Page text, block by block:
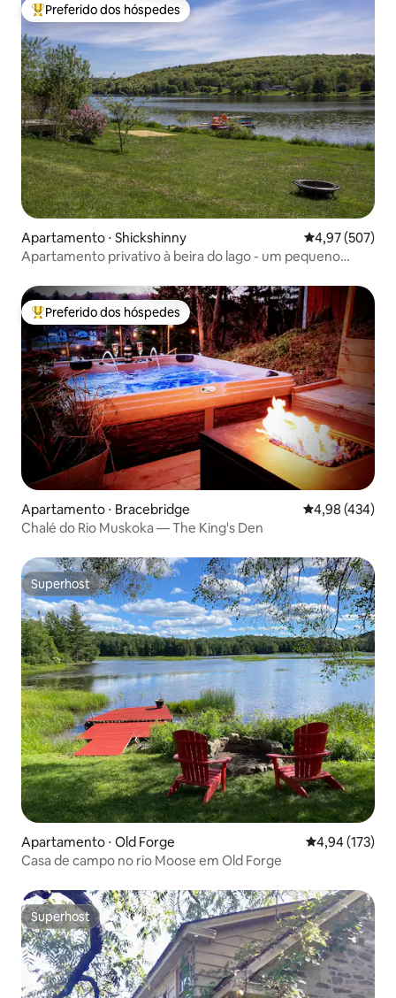
Entre os melhores preferidos dos hóspedes
Preferido dos hóspedes
Apartamento ⋅ Shickshinny 4,97 de uma
4,97 (507)
Apartamento privativo à beira do lago - um pequeno
Entre os melhores preferidos dos hóspedes
Preferido dos hóspedes
Apartamento ⋅ Bracebridge 4,98 de uma
4,98 (434)
Chalé do Rio Muskoka — The King's Den
Superhost
Superhost
Apartamento ⋅ Old Forge 4,94 de uma
4,94 (173)
Casa de campo no rio Moose em Old Forge
Superhost
Superhost